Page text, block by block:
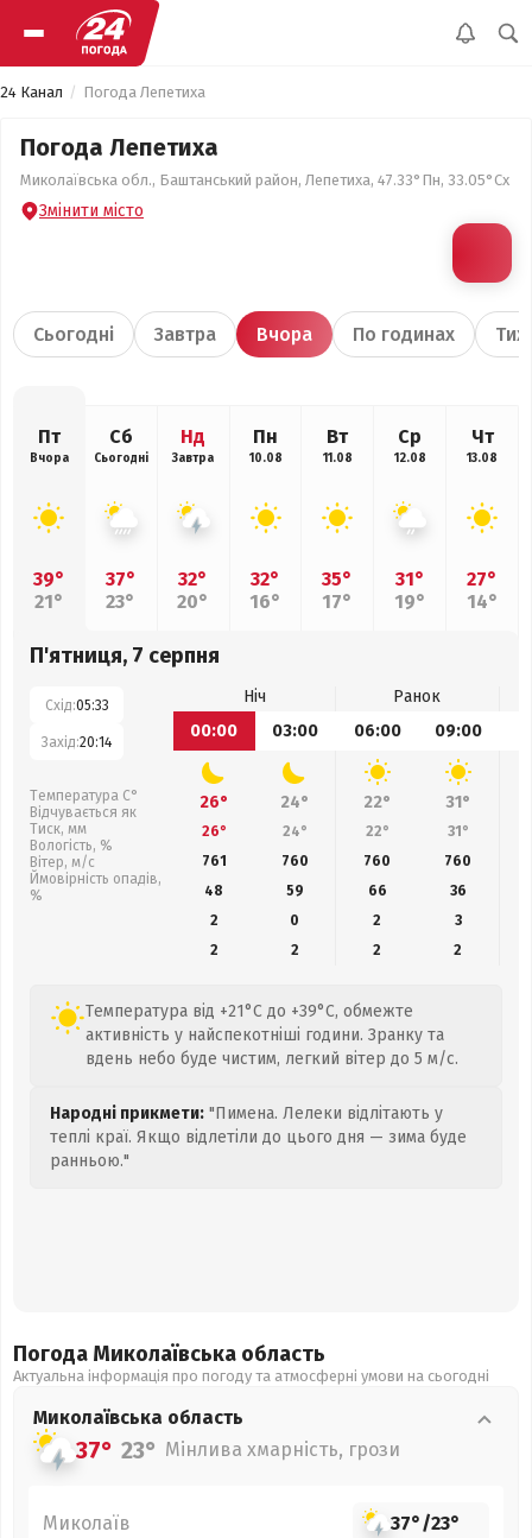
24 Канал Погода Лепетиха
Погода Лепетиха
Миколаївська обл., Баштанський район, Лепетиха, 47.33°Пн, 33.05°Сх
Змінити місто
Сьогодні Завтра Вчора По годинах
Пт
Вчора
39°
21°
Сб
Сьогодні
37°
23°
Нд
Завтра
32°
20°
Пн
10.08
32°
16°
Вт
11.08
35°
17°
Ср
12.08
31°
19°
Чт
13.08
27°
14°
П'ятниця, 7 серпня
Схід:05:33
Захід:20:14
Температура С°
Відчувається як
Тиск, мм
Вологість, %
Вітер, м/с
Ймовірність опадів,
%
Ніч
Ранок
00:00
03:00 06:00 09:00
26° 24° 22° 31°
26° 24° 22° 31°
761
760 760 760
48
59 66 36
2
0 2
3
2
2 2 2
Температура від +21°C до +39°C, обмежте
активність у найспекотніші години. Зранку та
вдень небо буде чистим, легкий вітер до 5 м/с.
Народні прикмети: "Пимена. Лелеки відлітають у
теплі краї. Якщо відлетіли до цього дня — зима буде
ранньою."
Погода Миколаївська область
Актуальна інформація про погоду та атмосферні умови на сьогодні
Миколаївська область
37° 23° Мінлива хмарність, грози
Миколаїв 37°/23°